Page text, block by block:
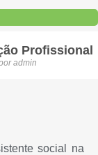
Profissional
admin
social na